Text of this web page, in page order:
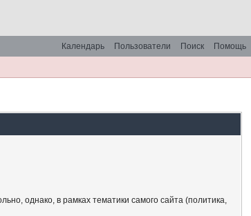
Помощь
Поиск
Пользователи
Календарь
однако, в рамках тематики самого сайта (политика,